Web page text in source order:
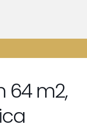
64 m2,